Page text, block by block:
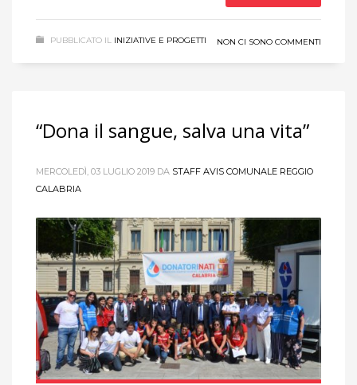
PUBBLICATO IL INIZIATIVE E PROGETTI NON CI SONO COMMENTI
“Dona il sangue, salva una vita”
MERCOLEDÌ, 03 LUGLIO 2019 DA STAFF AVIS COMUNALE REGGIO
CALABRIA